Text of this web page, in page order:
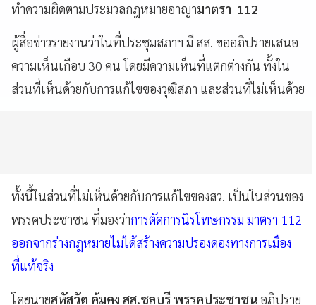
ทำความผิดตามประมวลกฎหมายอาญามาตรา 112
ผู้สื่อข่าวรายงานว่าในที่ประชุมสภาฯ มี สส. ขออภิปรายเสนอ
ความเห็นเกือบ 30 คน โดยมีความเห็นที่แตกต่างกัน ทั้งใน
ส่วนที่เห็นด้วยกับการแก้ไขของวุฒิสภา และส่วนที่ไม่เห็นด้วย
ทั้งนี้ในส่วนที่ไม่เห็นด้วยกับการแก้ไขของสว. เป็นในส่วนของ
พรรคประชาชน ที่มองว่าการตัดการนิรโทษกรรม มาตรา 112
ออกจากร่างกฎหมายไม่ได้สร้างความปรองดองทางการเมือง
ที่แท้จริง
โดยนายสหัสวัต คุ้มคง สส.ชลบุรี พรรคประชาชน อภิปราย